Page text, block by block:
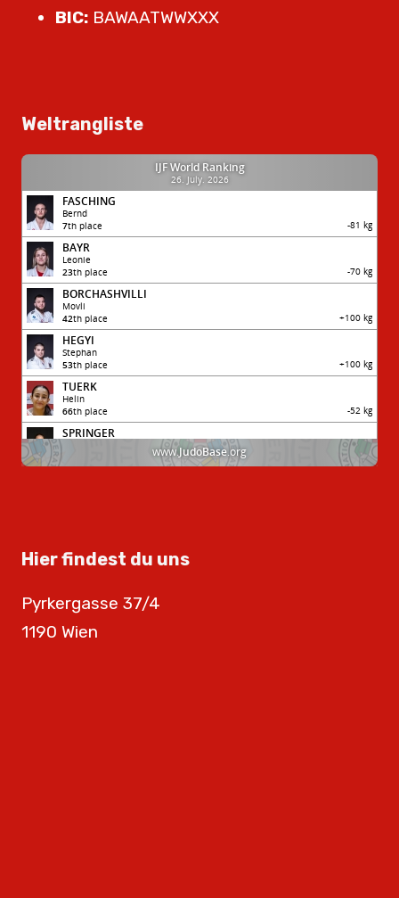
BIC: BAWAATWWXXX
Weltrangliste
Hier findest du uns
Pyrkergasse 37/4
1190 Wien